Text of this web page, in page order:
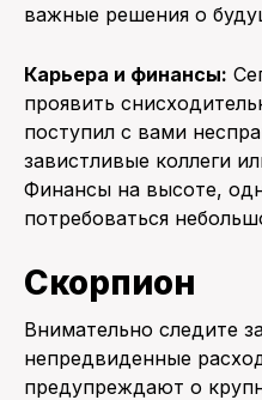
важные решения о
Карьера и финансы:
проявить
поступил с вами
завистливые коллеги
Финансы на высоте,
потребоваться
Скорпион
Внимательно следите
непредвиденные
предупреждают о